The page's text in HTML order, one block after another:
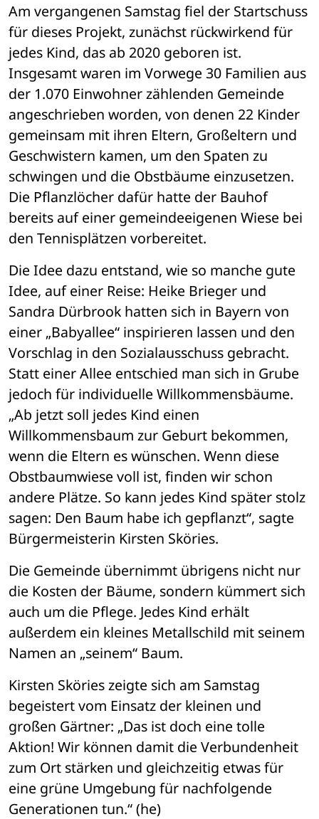
Am vergangenen Samstag fiel der Startschuss
für dieses Projekt, zunächst rückwirkend für
jedes Kind, das ab 2020 geboren ist.
Insgesamt waren im Vorwege 30 Familien aus
der 1.070 Einwohner zählenden Gemeinde
angeschrieben worden, von denen 22 Kinder
gemeinsam mit ihren Eltern, Großeltern und
Geschwistern kamen, um den Spaten zu
schwingen und die Obstbäume einzusetzen.
Die Pflanzlöcher dafür hatte der Bauhof
bereits auf einer gemeindeeigenen Wiese bei
den Tennisplätzen vorbereitet.
Die Idee dazu entstand, wie so manche gute
Idee, auf einer Reise: Heike Brieger und
Sandra Dürbrook hatten sich in Bayern von
einer „Babyallee“ inspirieren lassen und den
Vorschlag in den Sozialausschuss gebracht.
Statt einer Allee entschied man sich in Grube
jedoch für individuelle Willkommensbäume.
„Ab jetzt soll jedes Kind einen
Willkommensbaum zur Geburt bekommen,
wenn die Eltern es wünschen. Wenn diese
Obstbaumwiese voll ist, finden wir schon
andere Plätze. So kann jedes Kind später stolz
sagen: Den Baum habe ich gepflanzt“, sagte
Bürgermeisterin Kirsten Sköries.
Die Gemeinde übernimmt übrigens nicht nur
die Kosten der Bäume, sondern kümmert sich
auch um die Pflege. Jedes Kind erhält
außerdem ein kleines Metallschild mit seinem
Namen an „seinem“ Baum.
Kirsten Sköries zeigte sich am Samstag
begeistert vom Einsatz der kleinen und
großen Gärtner: „Das ist doch eine tolle
Aktion! Wir können damit die Verbundenheit
zum Ort stärken und gleichzeitig etwas für
eine grüne Umgebung für nachfolgende
Generationen tun.“ (he)